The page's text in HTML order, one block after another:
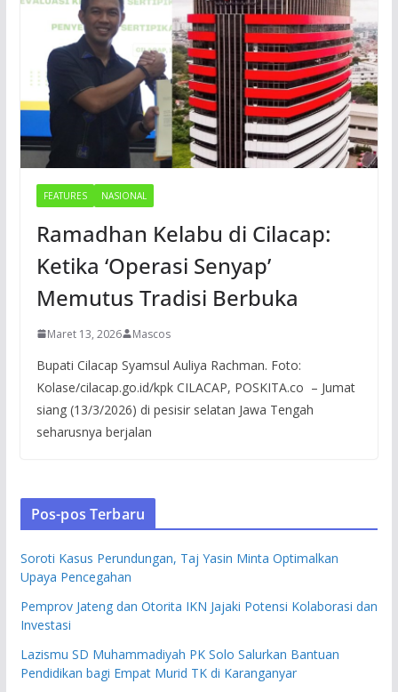
FEATURES NASIONAL
Ramadhan Kelabu di Cilacap:
Ketika ‘Operasi Senyap’
Memutus Tradisi Berbuka
Maret 13, 2026 Mascos
Bupati Cilacap Syamsul Auliya Rachman. Foto:
Kolase/cilacap.go.id/kpk CILACAP, POSKITA.co – Jumat
siang (13/3/2026) di pesisir selatan Jawa Tengah
seharusnya berjalan
Pos-pos Terbaru
Soroti Kasus Perundungan, Taj Yasin Minta Optimalkan
Upaya Pencegahan
Pemprov Jateng dan Otorita IKN Jajaki Potensi Kolaborasi dan
Investasi
Lazismu SD Muhammadiyah PK Solo Salurkan Bantuan
Pendidikan bagi Empat Murid TK di Karanganyar